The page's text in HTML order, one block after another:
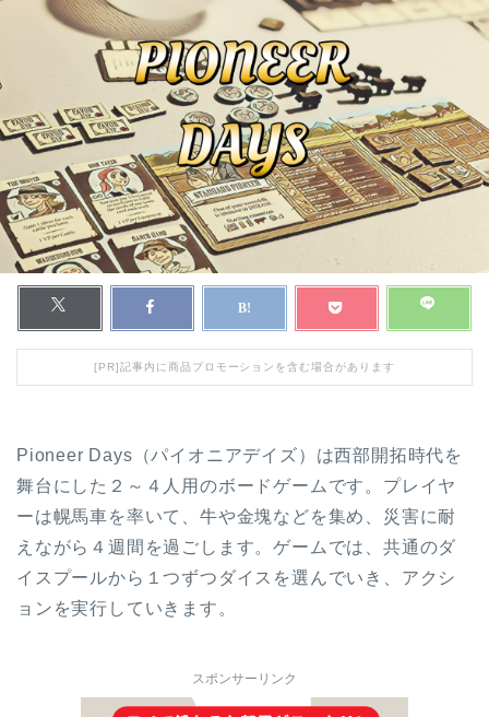
[PR]記事内に商品プロモーションを含む場合があります
Pioneer Days（パイオニアデイズ）は西部開拓時代を
舞台にした２～４人用のボードゲームです。プレイヤ
ーは幌馬車を率いて、牛や金塊などを集め、災害に耐
えながら４週間を過ごします。ゲームでは、共通のダ
イスプールから１つずつダイスを選んでいき、アクシ
ョンを実行していきます。
スポンサーリンク